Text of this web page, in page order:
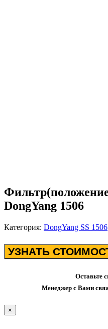
DongYang 1506
Категория: DongYang SS 1506
УЗНАТЬ
Оставьте
Менеджер с Вами
×